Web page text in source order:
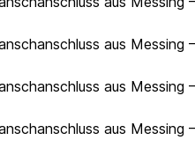
aus Messing
aus Messing
aus Messing